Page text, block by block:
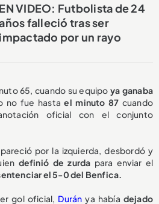
EN VIDEO: Futbolista de 24
falleció tras ser
impactado por un rayo
65, cuando su equipoya ganaba
no fue hastael minuto 87 cuando
oficial con el conjunto
por la izquierda, desbordó y
definió de zurda para enviar el
el 5-0 del Benfica.
gol oficial, Duránya había dejado